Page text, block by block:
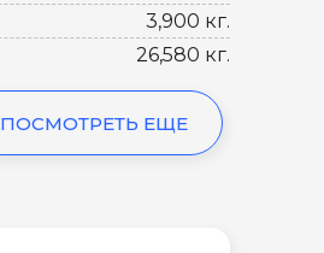
3,900 кг.
26,580 кг.
ПОСМОТРЕТЬ ЕЩЕ